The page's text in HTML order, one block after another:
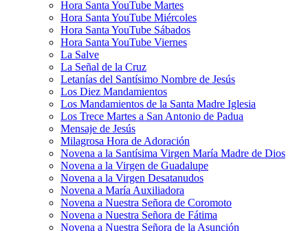
Hora Santa YouTube Martes
Hora Santa YouTube Miércoles
Hora Santa YouTube Sábados
Hora Santa YouTube Viernes
La Salve
La Señal de la Cruz
Letanías del Santísimo Nombre de Jesús
Los Diez Mandamientos
Los Mandamientos de la Santa Madre Iglesia
Los Trece Martes a San Antonio de Padua
Mensaje de Jesús
Milagrosa Hora de Adoración
Novena a la Santísima Virgen María Madre de Dios
Novena a la Virgen de Guadalupe
Novena a la Virgen Desatanudos
Novena a María Auxiliadora
Novena a Nuestra Señora de Coromoto
Novena a Nuestra Señora de Fátima
Novena a Nuestra Señora de la Asunción